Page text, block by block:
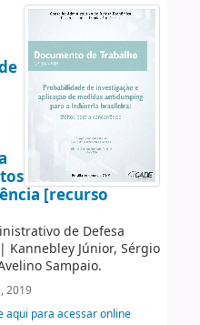
[recurso
de Defesa
Kannebley Júnior, Sérgio
Sampaio.
2019
aqui para acessar online